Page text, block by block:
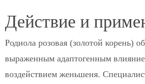
Действие и
Родиола розовая (золотой корень)
выраженным адаптогенным
воздействием женьшеня.